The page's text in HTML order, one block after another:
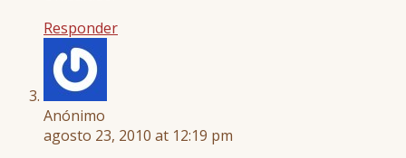
Responder
Anónimo
agosto 23, 2010 at 12:19 pm